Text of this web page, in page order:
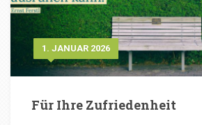
1. JANUAR 2026
Für Ihre Zufriedenheit